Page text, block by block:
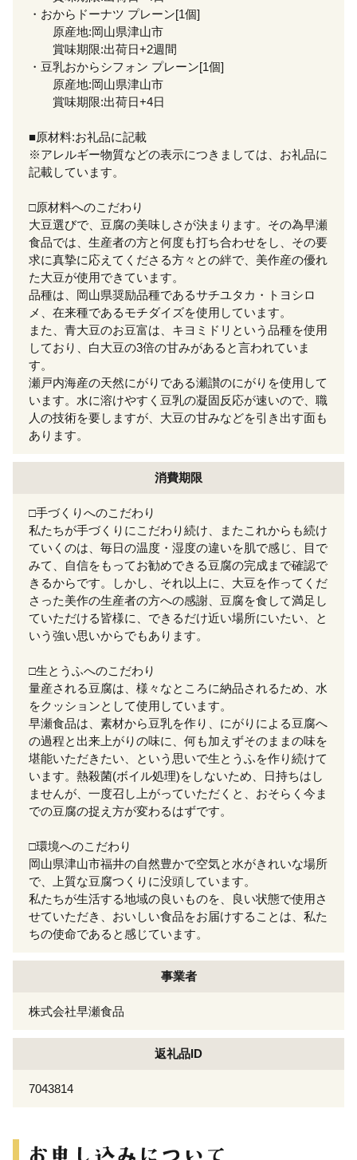
・おからドーナツ プレーン[1個]
原産地:岡山県津山市
賞味期限:出荷日+2週間
・豆乳おからシフォン プレーン[1個]
原産地:岡山県津山市
賞味期限:出荷日+4日
■原材料:お礼品に記載
※アレルギー物質などの表示につきましては、お礼品に
記載しています。
□原材料へのこだわり
大豆選びで、豆腐の美味しさが決まります。その為早瀬
食品では、生産者の方と何度も打ち合わせをし、その要
求に真摯に応えてくださる方々との絆で、美作産の優れ
た大豆が使用できています。
品種は、岡山県奨励品種であるサチユタカ・トヨシロ
メ、在来種であるモチダイズを使用しています。
また、青大豆のお豆富は、キヨミドリという品種を使用
しており、白大豆の3倍の甘みがあると言われていま
す。
瀬戸内海産の天然にがりである瀬讃のにがりを使用して
います。水に溶けやすく豆乳の凝固反応が速いので、職
人の技術を要しますが、大豆の甘みなどを引き出す面も
あります。
消費期限
□手づくりへのこだわり
私たちが手づくりにこだわり続け、またこれからも続け
ていくのは、毎日の温度・湿度の違いを肌で感じ、目で
みて、自信をもってお勧めできる豆腐の完成まで確認で
きるからです。しかし、それ以上に、大豆を作ってくだ
さった美作の生産者の方への感謝、豆腐を食して満足し
ていただける皆様に、できるだけ近い場所にいたい、と
いう強い思いからでもあります。
□生とうふへのこだわり
量産される豆腐は、様々なところに納品されるため、水
をクッションとして使用しています。
早瀬食品は、素材から豆乳を作り、にがりによる豆腐へ
の過程と出来上がりの味に、何も加えずそのままの味を
堪能いただきたい、という思いで生とうふを作り続けて
います。熱殺菌(ボイル処理)をしないため、日持ちはし
ませんが、一度召し上がっていただくと、おそらく今ま
での豆腐の捉え方が変わるはずです。
□環境へのこだわり
岡山県津山市福井の自然豊かで空気と水がきれいな場所
で、上質な豆腐つくりに没頭しています。
私たちが生活する地域の良いものを、良い状態で使用さ
せていただき、おいしい食品をお届けすることは、私た
ちの使命であると感じています。
事業者
株式会社早瀬食品
返礼品ID
7043814